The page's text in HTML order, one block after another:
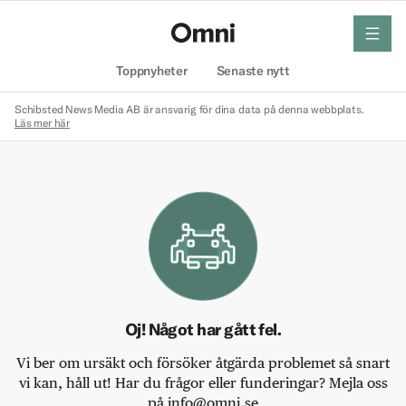
Toppnyheter Senaste nytt
meny
Schibsted News Media AB är ansvarig för dina data på denna webbplats.
Läs mer här
Oj! Något har gått fel.
Vi ber om ursäkt och försöker åtgärda problemet så snart
vi kan, håll ut! Har du frågor eller funderingar? Mejla oss